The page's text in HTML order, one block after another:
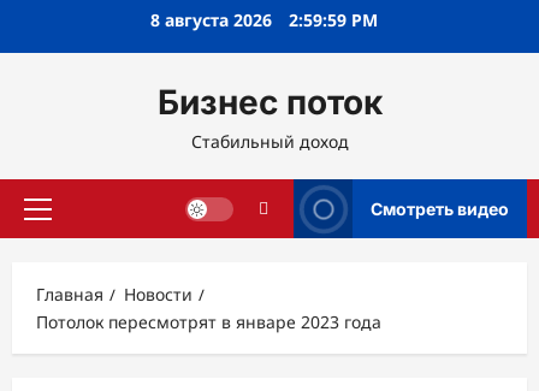
8 августа 2026 3:00:01 PM
Бизнес поток
Стабильный доход
Основное
Смотреть видео
Главная
Новости
Потолок пересмотрят в январе 2023 года